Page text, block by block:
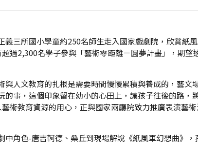
三所國小學童約250名師生走入國家戲劇院，欣賞紙
過2,300名學子參與「藝術零距離－圓夢計畫」，期望
人文教育的扎根是需要時間慢慢累積與養成的，藝文
事，這個印象留在幼小的心田上，讓孩子往後的路，
術教育資源的用心，正與國家兩廳院致力推廣表演藝
角色-唐吉軻德、桑丘到現場解說《紙風車幻想曲》